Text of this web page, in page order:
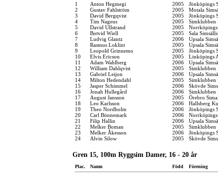
1 Anton Hegmegi 2005
Jönköpings
2
Gustav Fahlström 2005
Motala
3
David Bergqvist 2005
Jönköpings
4
Tim Nageus 2005
Simklubben
5
David Ullstrand 2005
6
Botvid Wiell 2005
Sala
7
Ludvig Glantz 2006
Upsala
8
Rasmus Loklint 2005
Upsala
9
Leopold Grinnemo 2005
Jönköpings
10
Elvis Ericson 2005
Linköpings
11
Adam Wahlberg 2006
Upsala
12
William Dahlqvist 2005
Simklubben
13
Gabriel Leijon 2006
Upsala
14
Milton Hedendahl 2005
Simklubben
15
Jasper Schimmel 2006
Skövde
16
Jonah Hullegård 2006
Simklubben
17
August Jansson 2005
Örebro
18
Leo Karlsson 2006
Hallsberg
19
Theo Nordholm 2006
Jönköpings
20
Carl Bönnemark 2006
21
Filip Hallin 2006
Upsala
22
Melker Boman 2005
Simklubben
23
Melker Åkesson 2006
Jönköpings
24
Alvin Silow 2005 Skövde
Gren 15, 100m Ryggsim Damer, 16 - 20 år
Plac. Namn Född Förening